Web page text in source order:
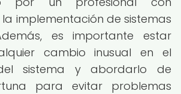
la implementación de sistemas
es importante estar
cambio inusual en el
sistema y abordarlo de
para evitar problemas